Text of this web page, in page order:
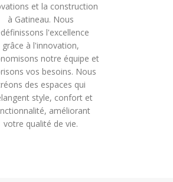
et la construction
à Gatineau. Nous
l'excellence
grâce à l'innovation,
notre équipe et
vos besoins. Nous
des espaces qui
style, confort et
améliorant
votre qualité de vie.